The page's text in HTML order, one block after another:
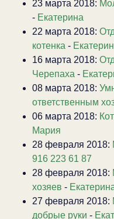
23 марта 2018:
- Екатерина
22 марта 2018:
котенка -
16 марта 2018:
Черепаха -
08 марта 2018:
ответственным
06 марта 2018:
Мария
28 февраля 2018:
916 223 61 87
28 февраля 2018:
хозяев -
27 февраля 2018:
добрые руки -